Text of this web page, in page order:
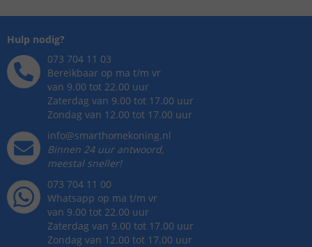
Hulp nodig?
073 704 11 03
Bereikbaar op ma t/m vr
van 9.00 tot 22.00 uur
Zaterdag van 9.00 tot 17.00 uur
Zondag van 12.00 tot 17.00 uur
info@smarthomekoning.nl
Binnen 24 uur antwoord,
meestal sneller!
073 704 11 00
Whatsapp op ma t/m vr
van 9.00 tot 22.00 uur
Zaterdag van 9.00 tot 17.00 uur
Zondag van 12.00 tot 17.00 uur